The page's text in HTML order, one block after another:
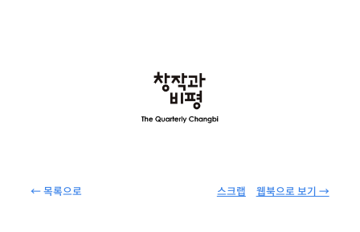
← 목록으로 웹북으로 보기 →
스크랩